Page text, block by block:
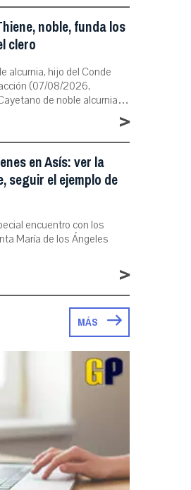
noble, funda los
clero
alcurnia, hijo del Conde
(07/08/2026,
de noble alcurnia…
>
en Asís: ver la
seguir el ejemplo de
encuentro con los
María de los Ángeles
>
MÁS